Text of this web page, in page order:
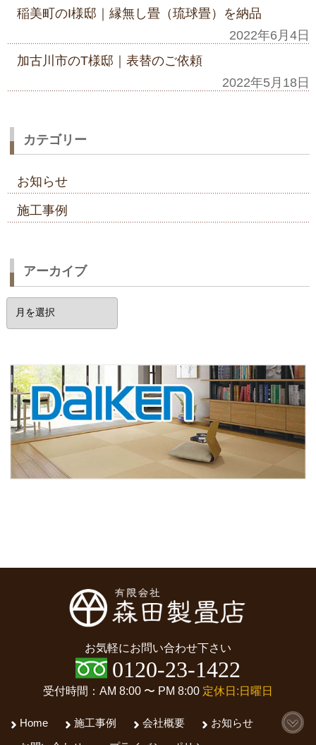
稲美町のI様邸｜縁無し畳（琉球畳）を納品
2022年6月4日
加古川市のT様邸｜表替のご依頼
2022年5月18日
カテゴリー
お知らせ
施工事例
アーカイブ
ア
ー
ブ
お気軽にお問い合わせ下さい
0120-23-1422
受付時間：AM 8:00 〜 PM 8:00 定休日:日曜日
Home 施工事例 会社概要
お知らせ